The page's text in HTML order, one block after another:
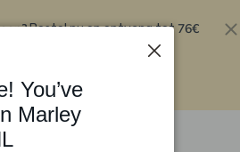
Bestel nu en ontvang tot 76€
You’ve
Marley